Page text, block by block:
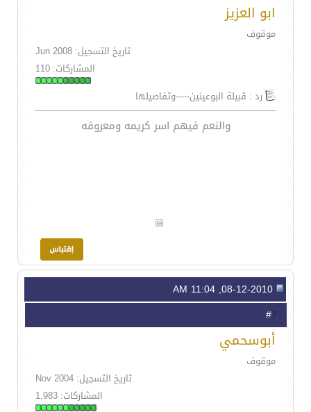
ابو العزيز
موقوف
تاريخ التسجيل: Jun 2008
المشاركات: 110
رد : قبيلة البوعينين-----وتفاصيلها
والنعم فيهم اسر كريمه ومعروفه
7
أبوسحمي
موقوف
تاريخ التسجيل: Nov 2004
المشاركات: 1,983